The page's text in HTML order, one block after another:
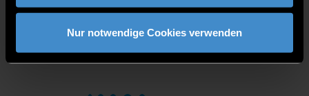
Nur notwendige Cookies verwenden
FOR BUSINESSES
DIRECTIONS